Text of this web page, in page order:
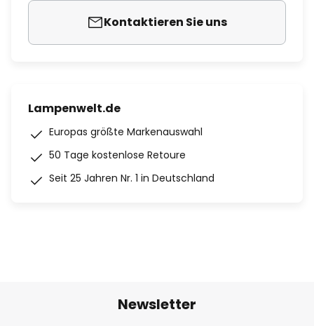
Kontaktieren Sie uns
Lampenwelt.de
Europas größte Markenauswahl
50 Tage kostenlose Retoure
Seit 25 Jahren Nr. 1 in Deutschland
Newsletter